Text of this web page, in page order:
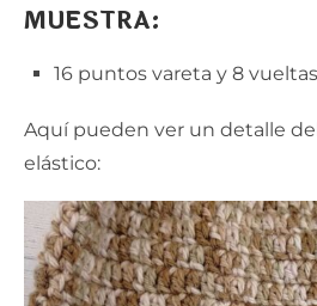
MUESTRA:
16 puntos vareta y 8 vueltas
Aquí pueden ver un detalle
elástico: